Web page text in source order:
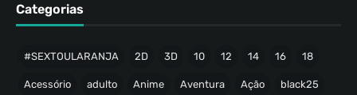
Categorias
#SEXTOULARANJA 2D 3D 10 12 14 16 18
Acessório adulto Anime Aventura Ação black25